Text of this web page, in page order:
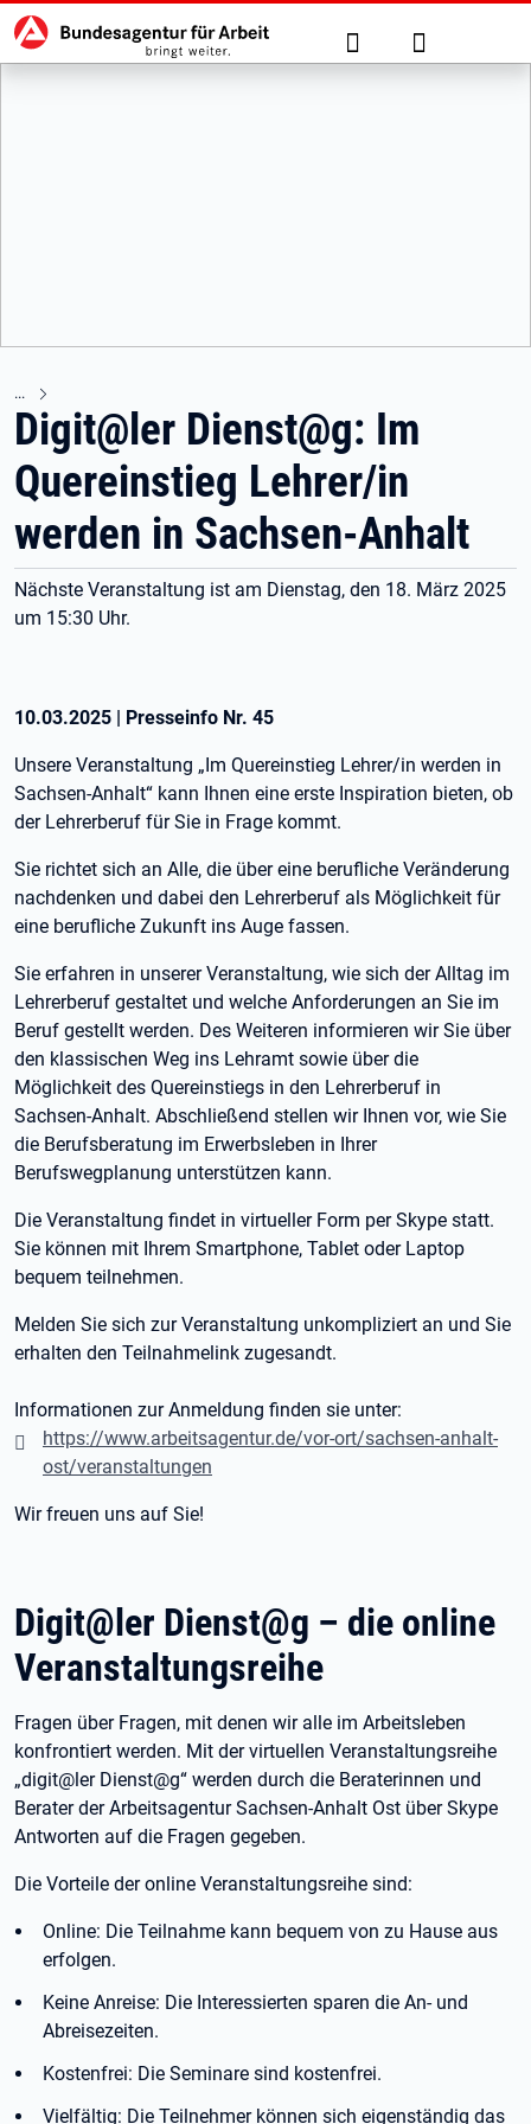
zu den Hauptinhalten springen
Hauptnavigation Suche Anmelden
Digit@ler Dienst@g: Im
Quereinstieg Lehrer/in
werden in Sachsen-Anhalt
Nächste Veranstaltung ist am Dienstag, den 18. März 2025
um 15:30 Uhr.
10.03.2025 | Presseinfo Nr. 45
Unsere Veranstaltung „Im Quereinstieg Lehrer/in werden in
Sachsen-Anhalt“ kann Ihnen eine erste Inspiration bieten, ob
der Lehrerberuf für Sie in Frage kommt.
Sie richtet sich an Alle, die über eine berufliche Veränderung
nachdenken und dabei den Lehrerberuf als Möglichkeit für
eine berufliche Zukunft ins Auge fassen.
Sie erfahren in unserer Veranstaltung, wie sich der Alltag im
Lehrerberuf gestaltet und welche Anforderungen an Sie im
Beruf gestellt werden. Des Weiteren informieren wir Sie über
den klassischen Weg ins Lehramt sowie über die
Möglichkeit des Quereinstiegs in den Lehrerberuf in
Sachsen-Anhalt. Abschließend stellen wir Ihnen vor, wie Sie
die Berufsberatung im Erwerbsleben in Ihrer
Berufswegplanung unterstützen kann.
Die Veranstaltung findet in virtueller Form per Skype statt.
Sie können mit Ihrem Smartphone, Tablet oder Laptop
bequem teilnehmen.
Melden Sie sich zur Veranstaltung unkompliziert an und Sie
erhalten den Teilnahmelink zugesandt.
Informationen zur Anmeldung finden sie unter:
https://www.arbeitsagentur.de/vor-ort/sachsen-anhalt-
ost/veranstaltungen
Wir freuen uns auf Sie!
Digit@ler Dienst@g – die online
Veranstaltungsreihe
Fragen über Fragen, mit denen wir alle im Arbeitsleben
konfrontiert werden. Mit der virtuellen Veranstaltungsreihe
„digit@ler Dienst@g“ werden durch die Beraterinnen und
Berater der Arbeitsagentur Sachsen-Anhalt Ost über Skype
Antworten auf die Fragen gegeben.
Die Vorteile der online Veranstaltungsreihe sind:
Online: Die Teilnahme kann bequem von zu Hause aus
erfolgen.
Keine Anreise: Die Interessierten sparen die An- und
Abreisezeiten.
Kostenfrei: Die Seminare sind kostenfrei.
Vielfältig: Die Teilnehmer können sich eigenständig das